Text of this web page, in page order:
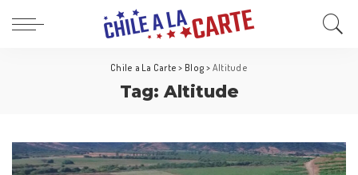
Chile a La Carte > Blog > Altitude
Tag: Altitude